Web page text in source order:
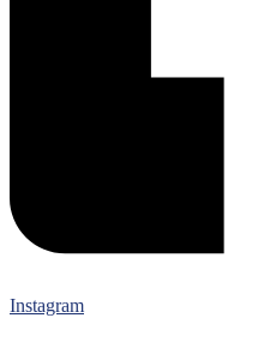
Instagram